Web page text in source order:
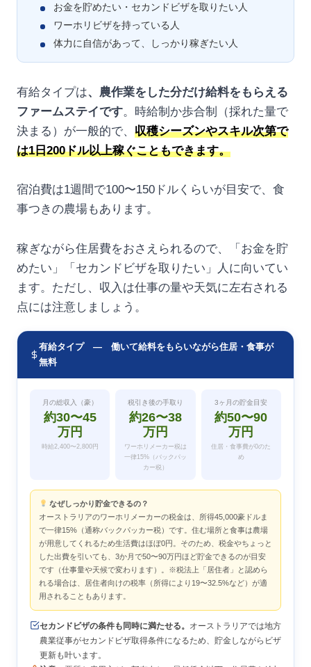
お金を貯めたい・セカンドビザを取りたい人
ワーホリビザを持っている人
体力に自信があって、しっかり稼ぎたい人
有給タイプは、農作業をした分だけ給料をもらえる
ファームステイです。時給制か歩合制（採れた量で
決まる）が一般的で、 収穫シーズンやスキル次第で
は1日200ドル以上稼ぐこともできます。
宿泊費は1週間で100〜150ドルくらいが目安で、食
事つきの農場もあります。
稼ぎながら住居費をおさえられるので、「お金を貯
めたい」「セカンドビザを取りたい」人に向いてい
ます。ただし、収入は仕事の量や天気に左右される
点には注意しましょう。
有給タイプ ― 働いて給料をもらいながら住居・食事が
無料
月の総収入（豪）
約30〜45
万円
時給2,400〜2,800円
税引き後の手取り
約26〜38
万円
ワーホリメーカー税は
一律15%（バックパッ
カー税）
3ヶ月の貯金目安
約50〜90
万円
住居・食事費が0のた
め
なぜしっかり貯金できるの？
オーストラリアのワーホリメーカーの税金は、所得45,000豪ドルま
で一律15%（通称バックパッカー税）です。住む場所と食事は農場
が用意してくれるため生活費はほぼ0円。そのため、税金やちょっと
した出費を引いても、3か月で50〜90万円ほど貯金できるのが目安
です（仕事量や天候で変わります）。※税法上「居住者」と認めら
れる場合は、居住者向けの税率（所得により19〜32.5%など）が適
用されることもあります。
セカンドビザの条件も同時に満たせる。 オーストラリアでは地方
農業従事がセカンドビザ取得条件になるため、貯金しながらビザ
更新も叶います。